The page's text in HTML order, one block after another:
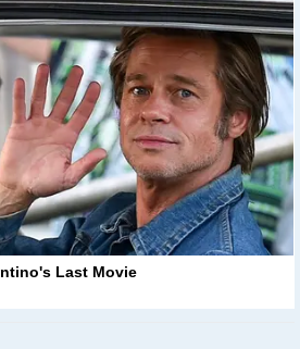
Last Movie